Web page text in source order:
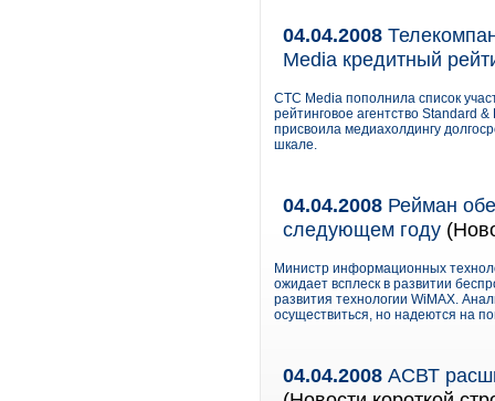
04.04.2008
Media кредитный
СТС Media пополнила список
рейтинговое агентство Standard
присвоила медиахолдингу
шкале.
04.04.2008 Рейман
следующем году
Министр информационных
ожидает всплеск в развитии
развития технологии WiMAX.
осуществиться, но надеются на
04.04.2008 АСВТ